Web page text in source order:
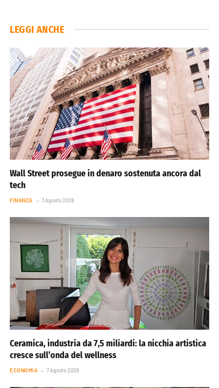
LEGGI ANCHE
Wall Street prosegue in denaro sostenuta ancora dal
tech
FINANZA 7 Agosto 2026
Ceramica, industria da 7,5 miliardi: la nicchia artistica
cresce sull’onda del wellness
ECONOMIA 7 Agosto 2026